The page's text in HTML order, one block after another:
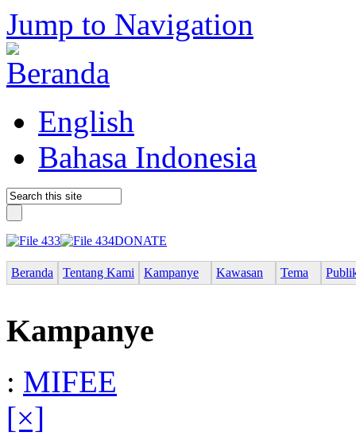
Jump to Navigation
English
Bahasa Indonesia
DONATE
Beranda Tentang Kami Kampanye Kawasan Tema
Kampanye
: MIFEE
[×]